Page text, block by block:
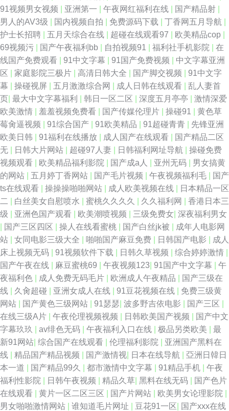
91视频男女视频
亚洲第一 午夜网红福利在线 国产精品射
男人的AV3级
国内视频自拍 免费源码下载 丁香网五月导航
护士长招聘
五月天综合在线 超碰在线观看97 欧美精品cop
69视频污
国产午夜福利bb 自拍视频91 福利社手机影院
在
线国产免费观看
91中文字幕 91国产免费视频
中文字幕亚洲
区
家庭影院三极片 高清日韩大全 国产脚交视频
91中文字
幕
操碰视屏 五月激激综合网 成人日韩在线观看
乱人妻首
页 最大中文字幕福利 韩日一区二区 深度五月亭亭
激情深爱
欧美激情
羞羞视频免费看 国产传媒伦理片 操碰91
黄色草
莓肏逼视频
91综合国产 91欧美精品 91超碰青青
先锋亚洲
欧美日韩
91福利在线播放 成人国产在线观看
国产精品二区
无
日韩大片网站 超碰97人妻 日韩福利网址导航
操碰免费
视频观看
欧美精品福利影院 国产成a人 亚州无码
男女搞黄
的网站
五月婷丁香网站 国产毛片视频 午夜视频福利毛
国产
ts在线观看
操操操啪啪网站 成人欧美视频在线
日本精品一区
二
白丝美女自慰喷水 蜜桃久久久久 久久福利网
香港日本三
级
亚洲色国产观看 欧美潮喷视频 三级免费女 深夜福利男女
国产三区四区 操人在线看蜜桃 国产白丝jk被
成年人电影网
站
女同电影三级大全 啪啪国产麻豆免费 日韩国产电影
成人
床上视频无码
91视频软件下载 日韩久草视频 综合婷婷激情
国产午夜在线
麻豆蜜桃69 午夜视频123 91国产中文字幕
午
夜福利色
成人免费无码毛片 欧洲成人午夜精品
国产三级在
线
久肏超碰 亚洲女成人在线 91豆花视频在线
免费三级黄
网站
国产黄色三级网站 91瑟瑟 波多野吉依电影 国产三区
在线三级A片
午夜伦理视频视频 日韩欧美国产视频
国产中文
字幕玖玖
av绯色无码 午夜福利入口在线 极品另类欧美
最
新91网站 综合国产在线观看 伦理福利影院
亚洲国产黑料在
线
精品国产精品视频 国产激情视 日本在线导航
亞洲日韓日
本一道
国产精品99久 都市激情中文字幕 91精品手机
午夜
福利性影院
日韩午夜视频 精品久草 黑料在线无码
国产色片
在线观看
黄片一区二区三区 国产片网站 欧美男女论理影院
男女啪啪激情网站
谁知道毛片网址 豆花91一区 国产xxx在线